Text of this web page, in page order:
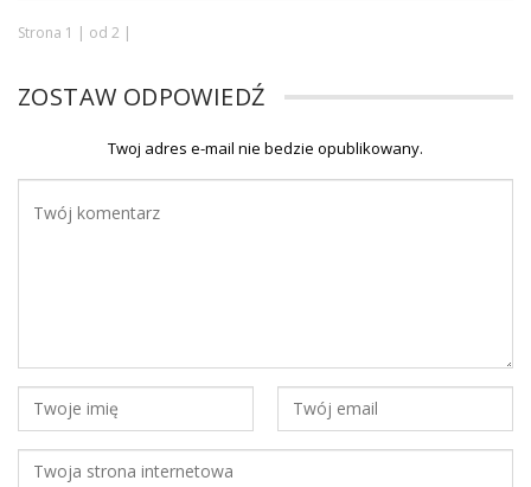
Strona 1 | od 2 |
ZOSTAW ODPOWIEDŹ
Twoj adres e-mail nie bedzie opublikowany.